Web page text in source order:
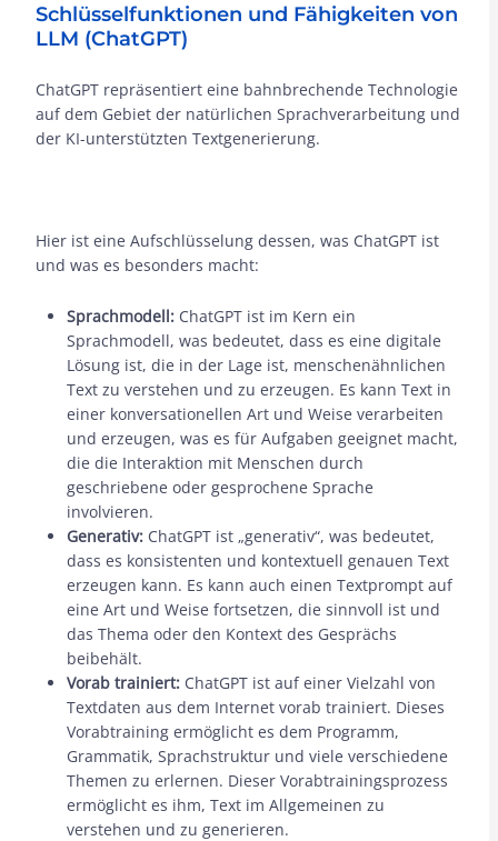
Schlüsselfunktionen und Fähigkeiten von
LLM (ChatGPT)
ChatGPT repräsentiert eine bahnbrechende Technologie
auf dem Gebiet der natürlichen Sprachverarbeitung und
der KI-unterstützten Textgenerierung.
Hier ist eine Aufschlüsselung dessen, was ChatGPT ist
und was es besonders macht:
Sprachmodell: ChatGPT ist im Kern ein
Sprachmodell, was bedeutet, dass es eine digitale
Lösung ist, die in der Lage ist, menschenähnlichen
Text zu verstehen und zu erzeugen. Es kann Text in
einer konversationellen Art und Weise verarbeiten
und erzeugen, was es für Aufgaben geeignet macht,
die die Interaktion mit Menschen durch
geschriebene oder gesprochene Sprache
involvieren.
Generativ: ChatGPT ist „generativ“, was bedeutet,
dass es konsistenten und kontextuell genauen Text
erzeugen kann. Es kann auch einen Textprompt auf
eine Art und Weise fortsetzen, die sinnvoll ist und
das Thema oder den Kontext des Gesprächs
beibehält.
Vorab trainiert: ChatGPT ist auf einer Vielzahl von
Textdaten aus dem Internet vorab trainiert. Dieses
Vorabtraining ermöglicht es dem Programm,
Grammatik, Sprachstruktur und viele verschiedene
Themen zu erlernen. Dieser Vorabtrainingsprozess
ermöglicht es ihm, Text im Allgemeinen zu
verstehen und zu generieren.